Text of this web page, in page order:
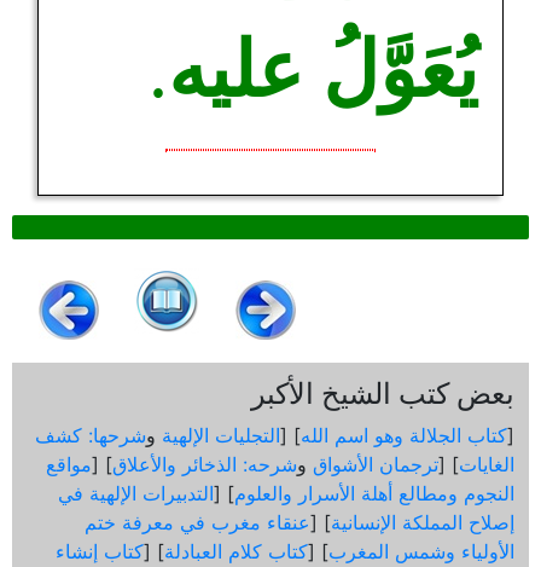
يُعَوَّلُ عليه.
بعض كتب الشيخ الأكبر
[كتاب الجلالة وهو اسم الله] [التجليات الإلهية وشرحها: كشف
الغايات] [ترجمان الأشواق وشرحه: الذخائر والأعلاق] [مواقع
النجوم ومطالع أهلة الأسرار والعلوم] [التدبيرات الإلهية في
إصلاح المملكة الإنسانية] [عنقاء مغرب في معرفة ختم
الأولياء وشمس المغرب] [كتاب كلام العبادلة] [كتاب إنشاء